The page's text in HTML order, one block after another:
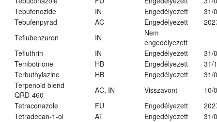
Tebufenozide
IN Engedélyezett
31/
Tebufenpyrad
AC Engedélyezett
Teflubenzuron
IN
Nem
engedélyezett
Tefluthrin
IN Engedélyezett
31/
Tembotrione
HB Engedélyezett
31/
Terbuthylazine
HB Engedélyezett
31/
Terpenoid blend
QRD-460
AC, IN Visszavont
10/
Tetraconazole
FU Engedélyezett
Tetradecan-1-ol
AT Engedélyezett
31/